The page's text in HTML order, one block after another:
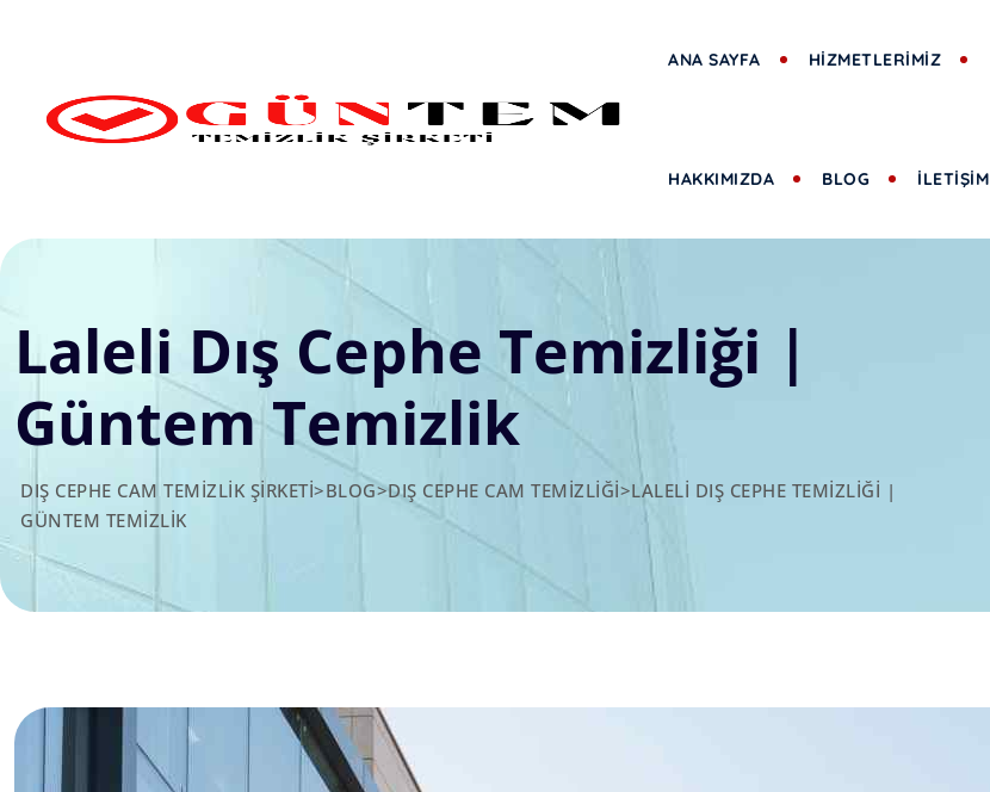
ANA SAYFA HİZMETLERİMİZ
HAKKIMIZDA BLOG İLETİŞİM
Laleli Dış Cephe Temizliği |
Güntem Temizlik
DIŞ CEPHE CAM TEMIZLIK ŞIRKETI>BLOG>DIŞ CEPHE CAM TEMIZLIĞI>LALELI DIŞ CEPHE TEMIZLIĞI |
GÜNTEM TEMIZLIK